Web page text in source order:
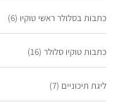
כתבות בסלולר ראשי טוקיו (6)
כתבות טוקיו סלולר (16)
ליגת תיכוניים (7)